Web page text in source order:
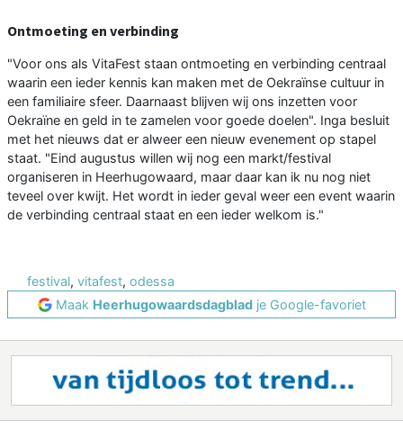
Ontmoeting en verbinding
"Voor ons als VitaFest staan ontmoeting en verbinding centraal
waarin een ieder kennis kan maken met de Oekraïnse cultuur in
een familiaire sfeer. Daarnaast blijven wij ons inzetten voor
Oekraïne en geld in te zamelen voor goede doelen". Inga besluit
met het nieuws dat er alweer een nieuw evenement op stapel
staat. "Eind augustus willen wij nog een markt/festival
organiseren in Heerhugowaard, maar daar kan ik nu nog niet
teveel over kwijt. Het wordt in ieder geval weer een event waarin
de verbinding centraal staat en een ieder welkom is."
festival, vitafest, odessa
Maak Heerhugowaardsdagbladje Google-favoriet